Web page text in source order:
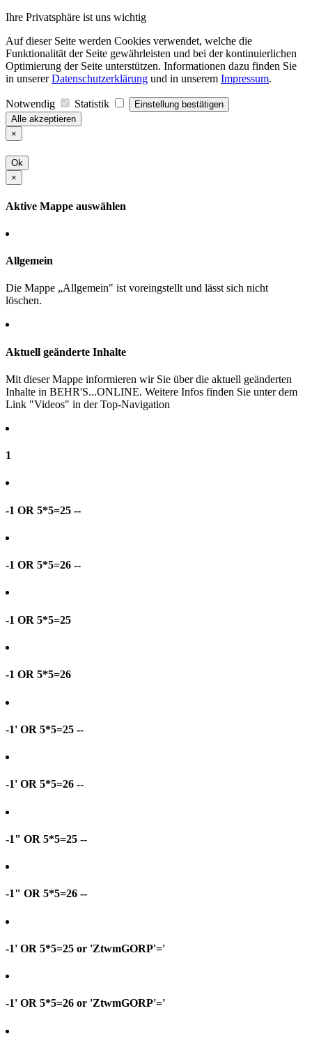
Ihre Privatsphäre ist uns wichtig
Auf dieser Seite werden Cookies verwendet, welche die
Funktionalität der Seite gewährleisten und bei der kontinuierlichen
Optimierung der Seite unterstützen. Informationen dazu finden Sie
in unsererDatenschutzerklärung und in unserem Impressum.
Notwendig Statistik
Einstellung bestätigen
Alle akzeptieren
×
Ok
×
Aktive Mappe auswählen
Allgemein
Die Mappe „Allgemein" ist voreingstellt und lässt sich nicht
löschen.
Aktuell geänderte Inhalte
Mit dieser Mappe informieren wir Sie über die aktuell geänderten
Inhalte in BEHR'S...ONLINE. Weitere Infos finden Sie unter dem
Link "Videos" in der Top-Navigation
1
-1 OR 5*5=25 --
-1 OR 5*5=26 --
-1 OR 5*5=25
-1 OR 5*5=26
-1' OR 5*5=25 --
-1' OR 5*5=26 --
-1" OR 5*5=25 --
-1" OR 5*5=26 --
-1' OR 5*5=25 or 'ZtwmGORP'='
-1' OR 5*5=26 or 'ZtwmGORP'='